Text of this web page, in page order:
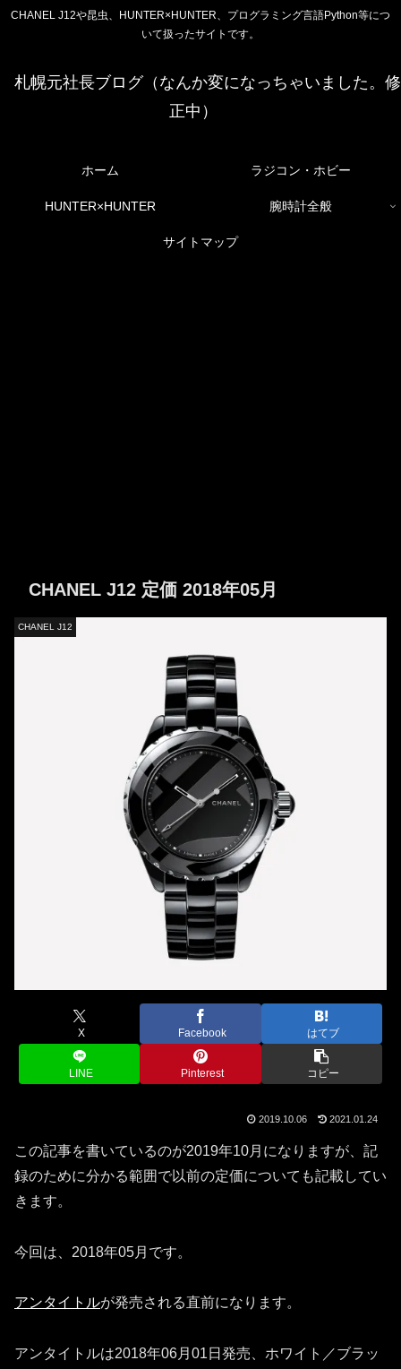
CHANEL J12や昆虫、HUNTER×HUNTER、プログラミング言語Python等につ
いて扱ったサイトです。
札幌元社長ブログ（なんか変になっちゃいました。修
正中）
ホーム ラジコン・ホビー
HUNTER×HUNTER 腕時計全般
サイトマップ
CHANEL J12 定価 2018年05月
CHANEL J12
X Facebook はてブ
LINE Pinterest コピー
2019.10.06 2021.01.24
この記事を書いているのが2019年10月になりますが、記
録のために分かる範囲で以前の定価についても記載してい
きます。
今回は、2018年05月です。
アンタイトルが発売される直前になります。
アンタイトルは2018年06月01日発売、ホワイト／ブラッ